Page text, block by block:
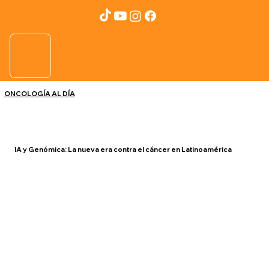
ONCOLOGÍA AL DÍA
IA y Genómica: La nueva era contra el cáncer en Latinoamérica